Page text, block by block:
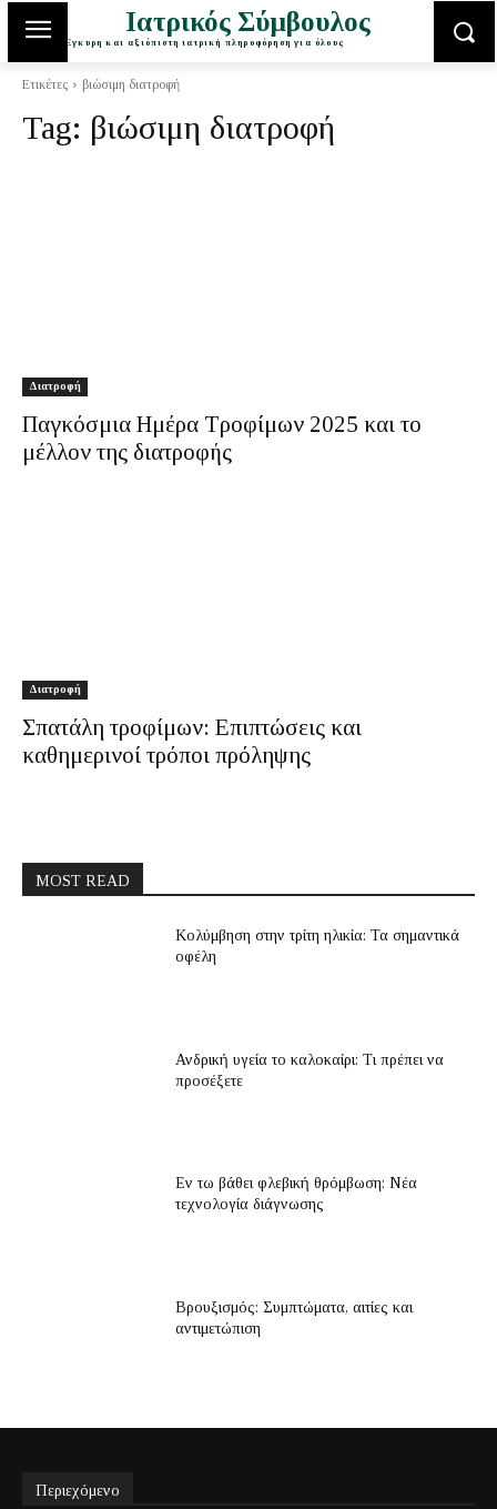
Ιατρικός Σύμβουλος
Έγκυρη και αξιόπιστη ιατρική πληροφόρηση για όλους
Ετικέτες βιώσιμη διατροφή
Tag: βιώσιμη διατροφή
Διατροφή
Παγκόσμια Ημέρα Τροφίμων 2025 και το
μέλλον της διατροφής
Διατροφή
Σπατάλη τροφίμων: Επιπτώσεις και
καθημερινοί τρόποι πρόληψης
MOST READ
Κολύμβηση στην τρίτη ηλικία: Τα σημαντικά
οφέλη
Ανδρική υγεία το καλοκαίρι: Τι πρέπει να
προσέξετε
Εν τω βάθει φλεβική θρόμβωση: Νέα
τεχνολογία διάγνωσης
Βρουξισμός: Συμπτώματα, αιτίες και
αντιμετώπιση
Περιεχόμενο